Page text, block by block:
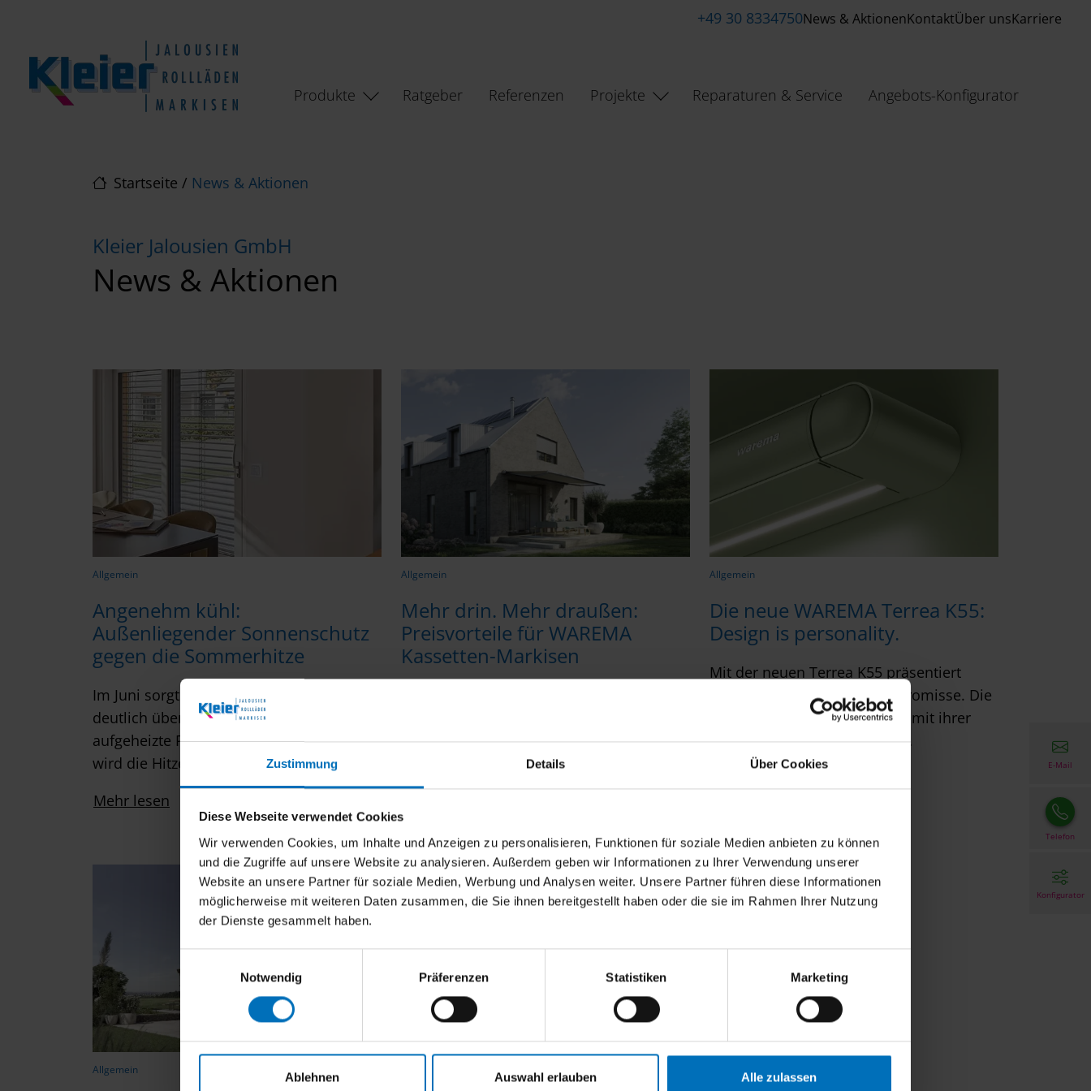
Zustimmung Details Über Cookies
Diese Webseite verwendet Cookies
Wir verwenden Cookies, um Inhalte und Anzeigen zu personalisieren, Funktionen für soziale Medien anbieten zu können
und die Zugriffe auf unsere Website zu analysieren. Außerdem geben wir Informationen zu Ihrer Verwendung unserer
Website an unsere Partner für soziale Medien, Werbung und Analysen weiter. Unsere Partner führen diese Informationen
möglicherweise mit weiteren Daten zusammen, die Sie ihnen bereitgestellt haben oder die sie im Rahmen Ihrer Nutzung
der Dienste gesammelt haben.
i
n
w
i
l
Notwendig Präferenzen Statistiken Marketing
Ablehnen Auswahl erlauben Alle zulassen
+49 30 8334750News & AktionenKontaktÜber unsKarriere
Hauptnavigation Produkte Ratgeber Referenzen Projekte Reparaturen & Service Angebots-Konfigurator
Startseite / News & Aktionen
Kleier Jalousien GmbH
News & Aktionen
Allgemein
Angenehm kühl:
Außenliegender Sonnenschutz
gegen die Sommerhitze
Im Juni sorgten Temperaturen von
deutlich über 35 Grad für stark
aufgeheizte Räume. Ohne Klimaanlage
wird die Hitze schnell zur Belastung….
Mehr lesen
Allgemein
Mehr drin. Mehr draußen:
Preisvorteile für WAREMA
Kassetten-Markisen
Beim Kauf einer WAREMA Kassetten-
Allgemein
Die neue WAREMA Terrea K55:
Design is personality.
Mit der neuen Terrea K55 präsentiert
WAREMA Design ohne Kompromisse. Die
Terrassen-Markise überzeugt mit ihrer
harmonischen Kombination…
Allgemein
E-Mail
Telefon
Konfigurator